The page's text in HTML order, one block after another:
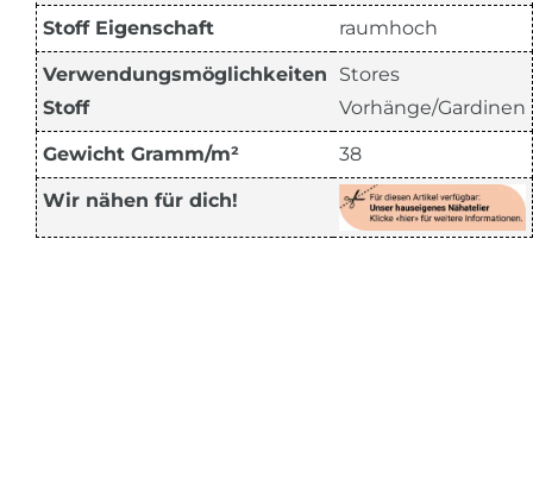
Stoff Eigenschaft raumhoch
Verwendungsmöglichkeiten
Stoff
Stores
Vorhänge/Gardinen
Gewicht Gramm/m² 38
Wir nähen für dich!